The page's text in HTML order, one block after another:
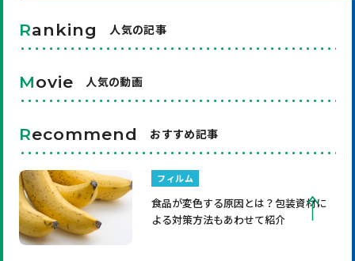
Ranking 人気の記事
Movie 人気の動画
Recommend おすすめ記事
フィルム
食品が変色する原因とは？包装資材に
よる対策方法もあわせて紹介